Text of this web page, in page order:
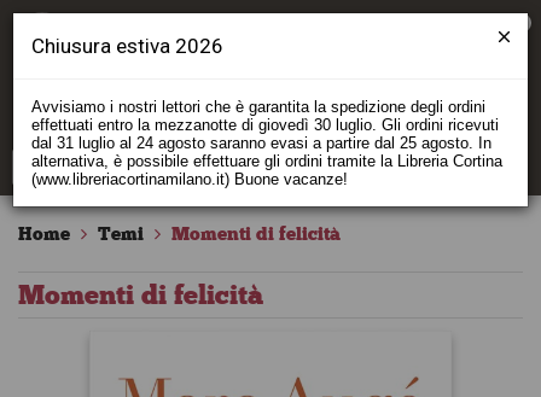
Home Temi Momenti di felicità
Momenti di felicità
Chiusura estiva 2026
Avvisiamo i nostri lettori che è garantita la spedizione degli ordini
effettuati entro la mezzanotte di giovedì 30 luglio. Gli ordini ricevuti
dal 31 luglio al 24 agosto saranno evasi a partire dal 25 agosto. In
alternativa, è possibile effettuare gli ordini tramite la Libreria Cortina
(www.libreriacortinamilano.it) Buone vacanze!